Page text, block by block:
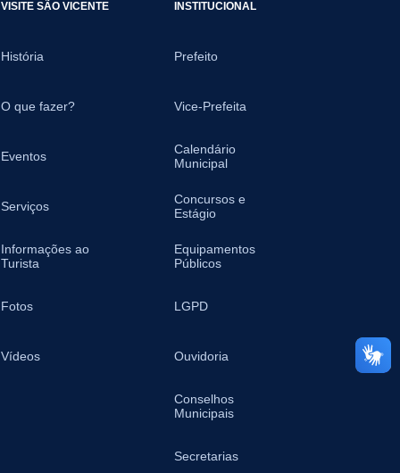
VISITE SÃO VICENTE
História
O que fazer?
Eventos
Serviços
Informações ao
Turista
Fotos
Vídeos
INSTITUCIONAL
Prefeito
Vice-Prefeita
Calendário
Municipal
Concursos e
Estágio
Equipamentos
Públicos
LGPD
Ouvidoria
Conselhos
Municipais
Secretarias